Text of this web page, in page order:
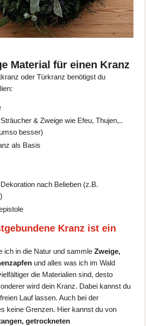
Material für einen Kranz
oder Türkranz benötigst du
& Zweige wie Efeu, Thujen,..
besser)
als Basis
nach Belieben (z.B.
Kranz ist ein
ich in die Natur und sammleZweige,
und alles was ich im Wald
die Materialien sind, desto
wird dein Kranz. Dabei kannst du
Lauf lassen. Auch bei der
keine Grenzen. Hier kannst du von
getrockneten